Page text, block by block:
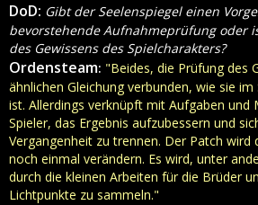
DoD: Gibt der Seelenspiegel einen
bevorstehende Aufnahmeprüfung oder
des Gewissens des Spielcharakters?
Ordensteam: "Beides, die Prüfung des
ähnlichen Gleichung verbunden, wie sie
ist. Allerdings verknüpft mit Aufgaben und
Spieler, das Ergebnis aufzubessern und
Vergangenheit zu trennen. Der Patch wird
noch einmal verändern. Es wird, unter
durch die kleinen Arbeiten für die Brüder
Lichtpunkte zu sammeln."